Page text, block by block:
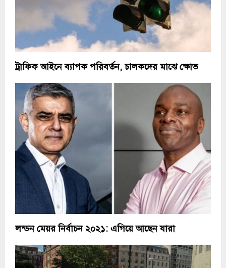
ট্রাফিক আইনে ব্যাপক পরিবর্তন, চালকদের মাঝে ক্ষোভ
লন্ডন মেয়র নির্বাচন ২০২১: এগিয়ে আছেন যারা